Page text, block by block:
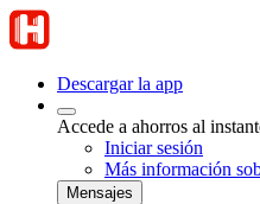
Descargar la app
Accede a ahorros al
Iniciar sesión
Más información
Mensajes